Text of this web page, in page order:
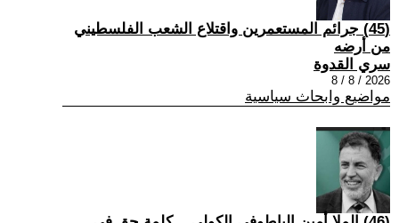
(45) جرائم المستعمرين واقتلاع الشعب الفلسطيني
من أرضه
سري القدوة
2026 / 8 / 8
مواضيع وابحاث سياسية